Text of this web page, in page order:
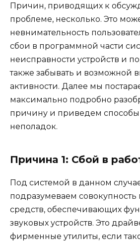
Причин, приводящих к
проблеме, несколько. Это
невнимательность
сбои в программной части
неисправности устройств и
также забывать и возможной
активности. Далее мы
максимально подробно
причину и приведем способы
неполадок.
Причина 1: Сбой в
Под системой в данном
подразумеваем
средств, обеспечивающих
звуковых устройств. Это
фирменные утилиты, если